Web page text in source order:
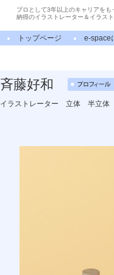
プロとして3年以上のキャリアをも
納得のイラストレーター＆イラスト
トップページ e-space
斉藤好和
イラストレーター 立体 半立